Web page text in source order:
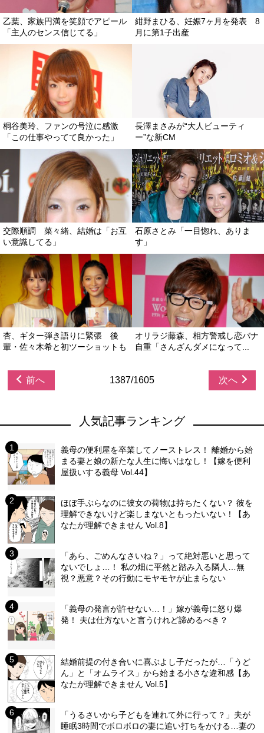
乙葉、家族円満を笑顔でアピール
「主人のセンス信じてる」
紺野まひる、妊娠7ヶ月を発表 8
月に第1子出産
桐谷美玲、ファンの号泣に感激
「この仕事やってて良かった」
長澤まさみが“大人ビューティ
ー”な新CM
交際順調 菜々緒、結婚は「お互
い意識してる」
石原さとみ「一目惚れ、ありま
す」
杏、ギター弾き語りに緊張 後
輩・佐々木希と初ツーショットも
オリラジ藤森、相方警戒し恋バナ
自重「さんざんダメになって...
前へ 1387/1605 次へ
人気記事ランキング
義母の便利屋を卒業してノーストレス！ 離婚から始
まる妻と娘の新たな人生に悔いはなし！【嫁を便利
屋扱いする義母 Vol.44】
ほぼ手ぶらなのに彼女の荷物は持ちたくない？ 彼を
理解できないけど楽しまないともったいない！【あ
なたが理解できません Vol.8】
「あら、ごめんなさいね？」って絶対悪いと思って
ないでしょ…！ 私の畑に平然と踏み入る隣人…無
視？悪意？その行動にモヤモヤが止まらない
「義母の発言が許せない…！」嫁が義母に怒り爆
発！ 夫は仕方ないと言うけれど諦めるべき？
結婚前提の付き合いに喜ぶよし子だったが…「うど
ん」と「オムライス」から始まる小さな違和感【あ
なたが理解できません Vol.5】
「うるさいから子どもを連れて外に行って？」夫が
睡眠3時間でボロボロの妻に追い打ちをかける…妻の